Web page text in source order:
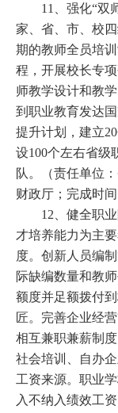
11、强化“双
家、省、市、校
期的教师全员培
程，开展校长专
师教学设计和教
到职业教育发达
提升计划，建立
设100个左右省级
队。（责任单位
财政厅；完成时间
12、健全职
才培养能力为主
度。创新人员编
际缺编数量和教
额度并足额拨付
匠。完善企业经
相互兼职兼薪制
社会培训、自办
工资来源。职业
入不纳入绩效工